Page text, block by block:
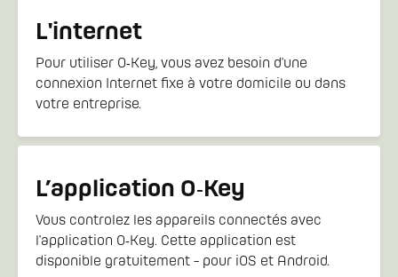
L'internet
Pour utiliser O‑Key, vous avez besoin d'une
connexion Internet fixe à votre domicile ou dans
votre entreprise.
L’application O‑Key
Vous controlez les appareils connectés avec
l'application O‑Key. Cette application est
disponible gratuitement - pour iOS et Android.